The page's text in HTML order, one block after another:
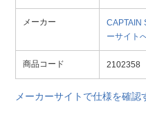
メーカー CAPTAIN
ーサイト
商品コード 2102358
メーカーサイトで仕様を確認